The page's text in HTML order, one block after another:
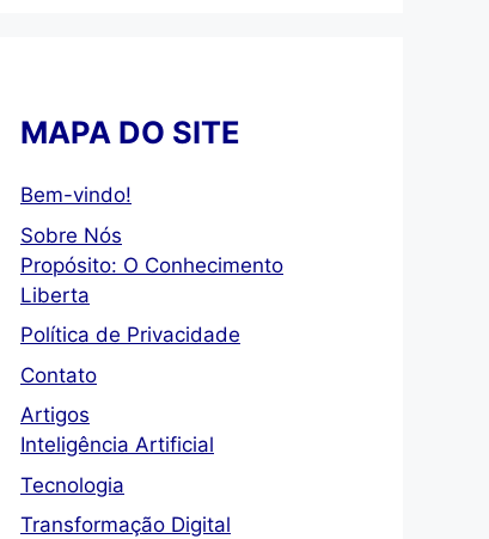
MAPA DO SITE
Bem-vindo!
Sobre Nós
Propósito: O Conhecimento
Liberta
Política de Privacidade
Contato
Artigos
Inteligência Artificial
Tecnologia
Transformação Digital